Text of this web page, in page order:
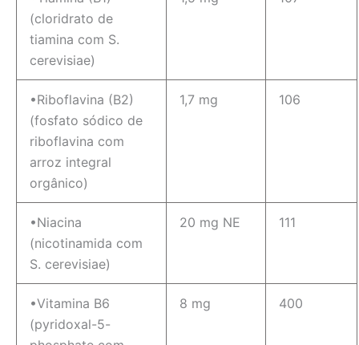
(cloridrato de
tiamina com S.
cerevisiae)
•Riboflavina (B2)
(fosfato sódico de
riboflavina com
arroz integral
orgânico)
1,7 mg 106
•Niacina
(nicotinamida com
S. cerevisiae)
20 mg NE 111
•Vitamina B6
(pyridoxal-5-
8 mg 400